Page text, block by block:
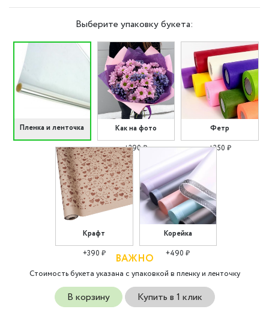
Выберите упаковку букета:
Пленка и ленточка
Как на фото
+290 ₽
Фетр
+350 ₽
Крафт
+390 ₽
Корейка
+490 ₽
ВАЖНО
Стоимость букета указана с упаковкой в пленку и ленточку
В корзину Купить в 1 клик